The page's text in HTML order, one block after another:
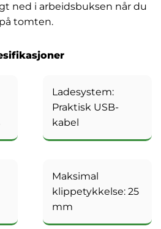
ned i arbeidsbuksen når du
tomten.
Ladesystem:
Praktisk USB-
kabel
Maksimal
klippetykkelse: 25
mm